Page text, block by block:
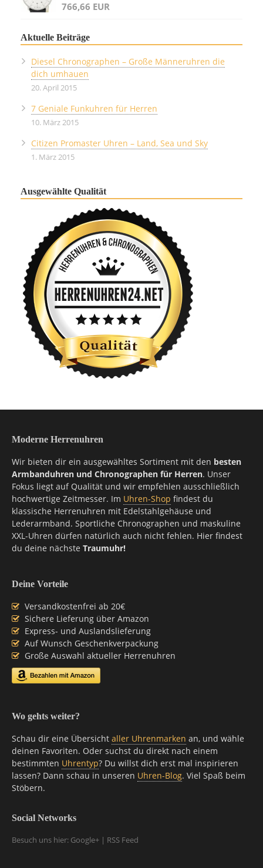
766,66 EUR
Aktuelle Beiträge
Diesel Chronographen – Große Männeruhren die
dich umhauen
20. April 2015
7 Geniale Funkuhren für Herren
10. März 2015
Citizen Promaster Uhren – Land, Sea und Sky
1. März 2015
Ausgewählte Qualität
Moderne Herrenuhren
Wir bieten dir ein ausgewähltes Sortiment mit den besten
Armbanduhren und Chronographen für Herren. Unser
Fokus liegt auf Qualität und wir empfehlen ausschließlich
hochwertige Zeitmesser. Im Uhren-Shop findest du
klassische Herrenuhren mit Edelstahlgehäuse und
Lederarmband. Sportliche Chronographen und maskuline
XXL-Uhren dürfen natürlich auch nicht fehlen. Hier findest
du deine nächste Traumuhr!
Deine Vorteile
Versandkostenfrei ab 20€
Sichere Lieferung über Amazon
Express- und Auslandslieferung
Auf Wunsch Geschenkverpackung
Große Auswahl aktueller Herrenuhren
Wo gehts weiter?
Schau dir eine Übersicht aller Uhrenmarken an, und wähle
deinen Favoriten. Oder suchst du direkt nach einem
bestimmten Uhrentyp? Du willst dich erst mal inspirieren
lassen? Dann schau in unseren Uhren-Blog. Viel Spaß beim
Stöbern.
Social Networks
Besuch uns hier: Google+ | RSS Feed